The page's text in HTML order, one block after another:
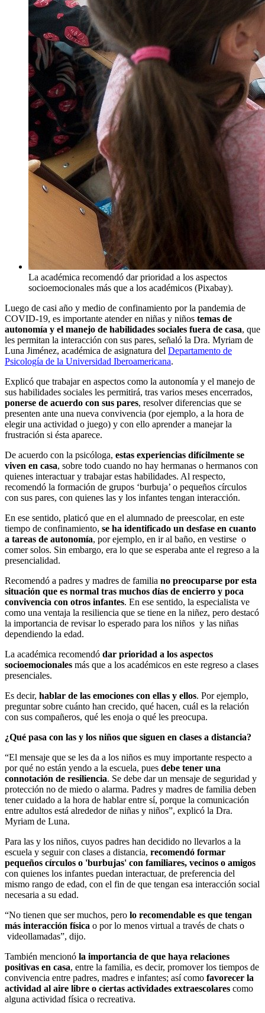
La académica recomendó dar prioridad a los aspectos
socioemocionales más que a los académicos (Pixabay).
Luego de casi año y medio de confinamiento por la pandemia de
COVID-19, es importante atender en niñas y niños temas de
autonomía y el manejo de habilidades sociales fuera de casa, que
les permitan la interacción con sus pares, señaló la Dra. Myriam de
Luna Jiménez, académica de asignatura del Departamento de
Psicología de la Universidad Iberoamericana.
Explicó que trabajar en aspectos como la autonomía y el manejo de
sus habilidades sociales les permitirá, tras varios meses encerrados,
ponerse de acuerdo con sus pares, resolver diferencias que se
presenten ante una nueva convivencia (por ejemplo, a la hora de
elegir una actividad o juego) y con ello aprender a manejar la
frustración si ésta aparece.
De acuerdo con la psicóloga, estas experiencias difícilmente se
viven en casa, sobre todo cuando no hay hermanas o hermanos con
quienes interactuar y trabajar estas habilidades. Al respecto,
recomendó la formación de grupos ‘burbuja’ o pequeños círculos
con sus pares, con quienes las y los infantes tengan interacción.
En ese sentido, platicó que en el alumnado de preescolar, en este
tiempo de confinamiento, se ha identificado un desfase en cuanto
a tareas de autonomía, por ejemplo, en ir al baño, en vestirse o
comer solos. Sin embargo, era lo que se esperaba ante el regreso a la
presencialidad.
Recomendó a padres y madres de familia no preocuparse por esta
situación que es normal tras muchos días de encierro y poca
convivencia con otros infantes. En ese sentido, la especialista ve
como una ventaja la resiliencia que se tiene en la niñez, pero destacó
la importancia de revisar lo esperado para los niños y las niñas
dependiendo la edad.
La académica recomendó dar prioridad a los aspectos
socioemocionales más que a los académicos en este regreso a clases
presenciales.
Es decir, hablar de las emociones con ellas y ellos. Por ejemplo,
preguntar sobre cuánto han crecido, qué hacen, cuál es la relación
con sus compañeros, qué les enoja o qué les preocupa.
¿Qué pasa con las y los niños que siguen en clases a distancia?
“El mensaje que se les da a los niños es muy importante respecto a
por qué no están yendo a la escuela, pues debe tener una
connotación de resiliencia. Se debe dar un mensaje de seguridad y
protección no de miedo o alarma. Padres y madres de familia deben
tener cuidado a la hora de hablar entre sí, porque la comunicación
entre adultos está alrededor de niñas y niños”, explicó la Dra.
Myriam de Luna.
Para las y los niños, cuyos padres han decidido no llevarlos a la
escuela y seguir con clases a distancia, recomendó formar
pequeños círculos o 'burbujas' con familiares, vecinos o amigos
con quienes los infantes puedan interactuar, de preferencia del
mismo rango de edad, con el fin de que tengan esa interacción social
necesaria a su edad.
“No tienen que ser muchos, pero lo recomendable es que tengan
más interacción física o por lo menos virtual a través de chats o
videollamadas”, dijo.
También mencionó la importancia de que haya relaciones
positivas en casa, entre la familia, es decir, promover los tiempos de
convivencia entre padres, madres e infantes; así como favorecer la
actividad al aire libre o ciertas actividades extraescolares como
alguna actividad física o recreativa.